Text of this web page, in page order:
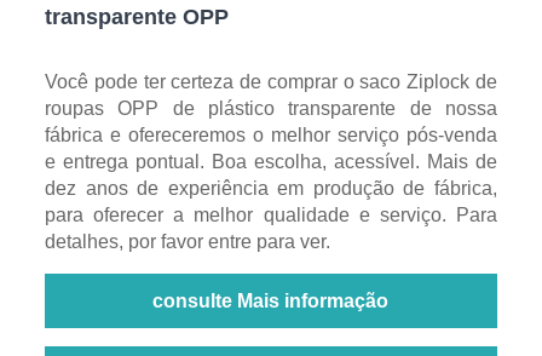
transparente OPP
Você pode ter certeza de comprar o saco Ziplock de
roupas OPP de plástico transparente de nossa
fábrica e ofereceremos o melhor serviço pós-venda
e entrega pontual. Boa escolha, acessível. Mais de
dez anos de experiência em produção de fábrica,
para oferecer a melhor qualidade e serviço. Para
detalhes, por favor entre para ver.
consulte Mais informação